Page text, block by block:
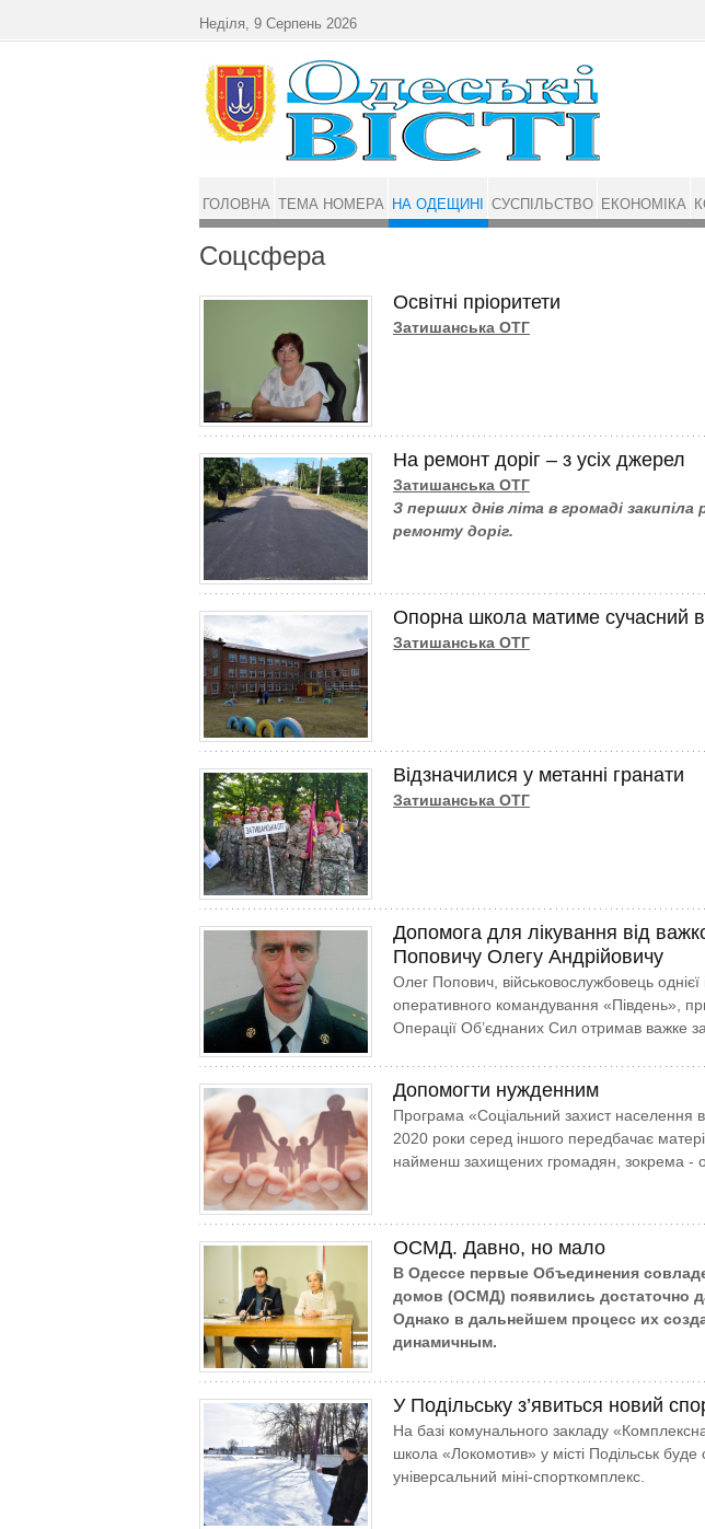
Соцсфера
Освітні пріоритети
Затишанська ОТГ
На ремонт доріг – з усіх джерел
Затишанська ОТГ
З перших днів літа в громаді
ремонту доріг.
Опорна школа матиме сучасний
Затишанська ОТГ
Відзначилися у метанні гранати
Затишанська ОТГ
Допомога для лікування від
Поповичу Олегу Андрійовичу
Олег Попович, військовослужбовець однієї
оперативного командування «Південь», при
Операції Об’єднаних Сил отримав важке
Допомогти нужденним
Програма «Соціальний захист населення
2020 роки серед іншого передбачає
найменш захищених громадян, зокрема -
ОСМД. Давно, но мало
В Одессе первые Объединения
домов (ОСМД) появились достаточно
Однако в дальнейшем процесс их
динамичным.
У Подільську з’явиться новий
На базі комунального закладу
шко­ла «Локомотив» у місті Подільськ буде
універсальний міні-спорткомплекс.
Неділя, 9 Серпень 2026
ГОЛОВНА ТЕМА НОМЕРА НА ОДЕЩИНІ СУСПІЛЬСТВО ЕКОНОМІКА